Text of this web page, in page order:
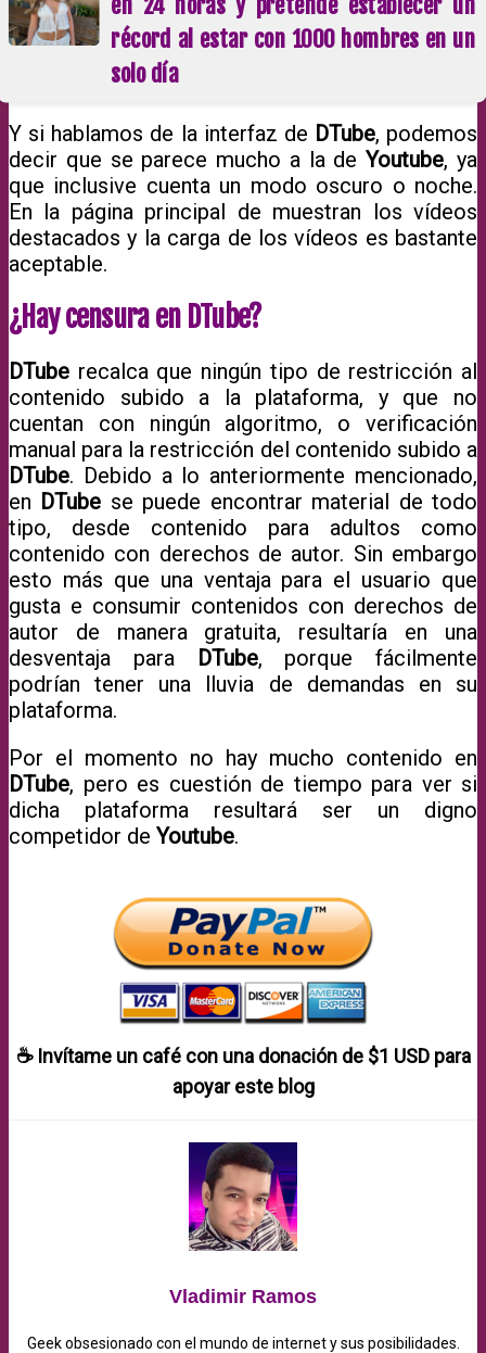
récord al estar con 1000 hombres en un
solo día
Y si hablamos de la interfaz de DTube, podemos
decir que se parece mucho a la deYoutube, ya
que inclusive cuenta un modo oscuro o noche.
En la página principal de muestran los vídeos
destacados y la carga de los vídeos es bastante
aceptable.
¿Hay censura en DTube?
DTube recalca que ningún tipo de restricción al
contenido subido a la plataforma, y que no
cuentan con ningún algoritmo, o verificación
manual para la restricción del contenido subido a
DTube. Debido a lo anteriormente mencionado,
en DTube se puede encontrar material de todo
tipo, desde contenido para adultos como
contenido con derechos de autor. Sin embargo
esto más que una ventaja para el usuario que
gusta e consumir contenidos con derechos de
autor de manera gratuita, resultaría en una
desventaja para
DTube, porque fácilmente
podrían tener una lluvia de demandas en su
plataforma.
Por el momento no hay mucho contenido en
DTube, pero es cuestión de tiempo para ver si
dicha plataforma resultará ser un digno
competidor de Youtube.
☕ Invítame un café con una donación de $1 USDpara
apoyar este blog
Vladimir Ramos
Geek obsesionado con el mundo de internet y sus posibilidades.